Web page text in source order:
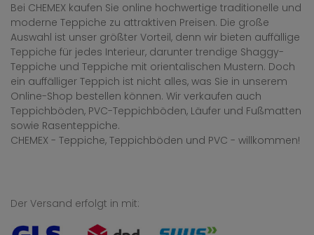
Bei CHEMEX kaufen Sie online hochwertige traditionelle und
moderne Teppiche zu attraktiven Preisen. Die große
Auswahl ist unser größter Vorteil, denn wir bieten auffällige
Teppiche für jedes Interieur, darunter trendige Shaggy-
Teppiche und Teppiche mit orientalischen Mustern. Doch
ein auffälliger Teppich ist nicht alles, was Sie in unserem
Online-Shop bestellen können. Wir verkaufen auch
Teppichböden, PVC-Teppichböden, Läufer und Fußmatten
sowie Rasenteppiche.
CHEMEX - Teppiche, Teppichböden und PVC - willkommen!
Der Versand erfolgt in mit: